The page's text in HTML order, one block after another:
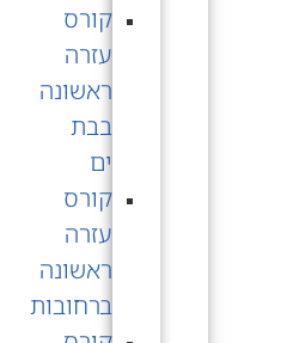
קורס
עזרה
ראשונה
בבת
ים
קורס
עזרה
ראשונה
ברחובות